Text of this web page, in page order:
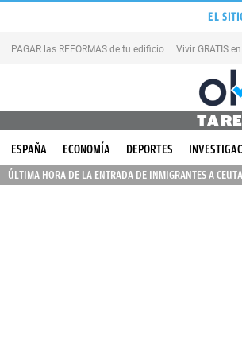
EL
PAGAR las REFORMAS de tu edificio Vivir GRATIS
ESPAÑA ECONOMÍA DEPORTES
ÚLTIMA HORA DE LA ENTRADA DE INMIGRANTES A